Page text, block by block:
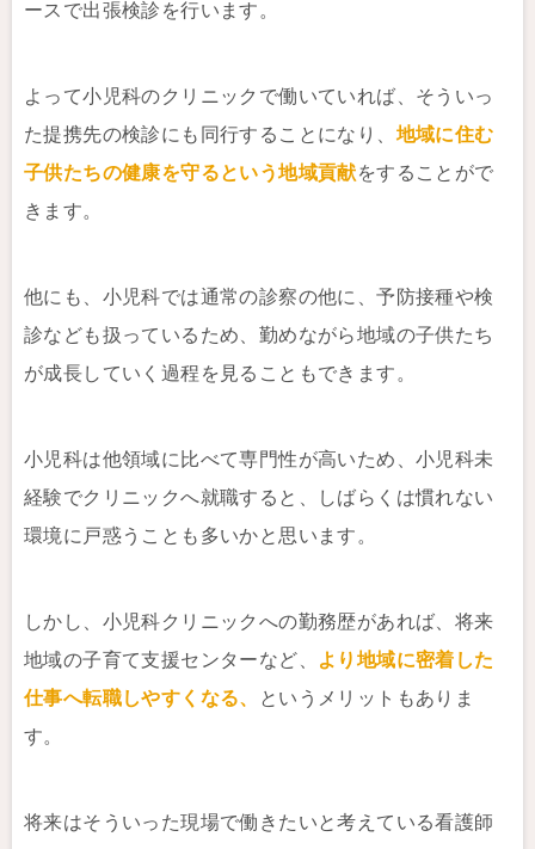
ースで出張検診を行います。
よって小児科のクリニックで働いていれば、そういっ
た提携先の検診にも同行することになり、 地域に住む
子供たちの健康を守るという地域貢献をすることがで
きます。
他にも、小児科では通常の診察の他に、予防接種や検
診なども扱っているため、勤めながら地域の子供たち
が成長していく過程を見ることもできます。
小児科は他領域に比べて専門性が高いため、小児科未
経験でクリニックへ就職すると、しばらくは慣れない
環境に戸惑うことも多いかと思います。
しかし、小児科クリニックへの勤務歴があれば、将来
地域の子育て支援センターなど、
より地域に密着した
仕事へ転職しやすくなる、
というメリットもありま
す。
将来はそういった現場で働きたいと考えている看護師